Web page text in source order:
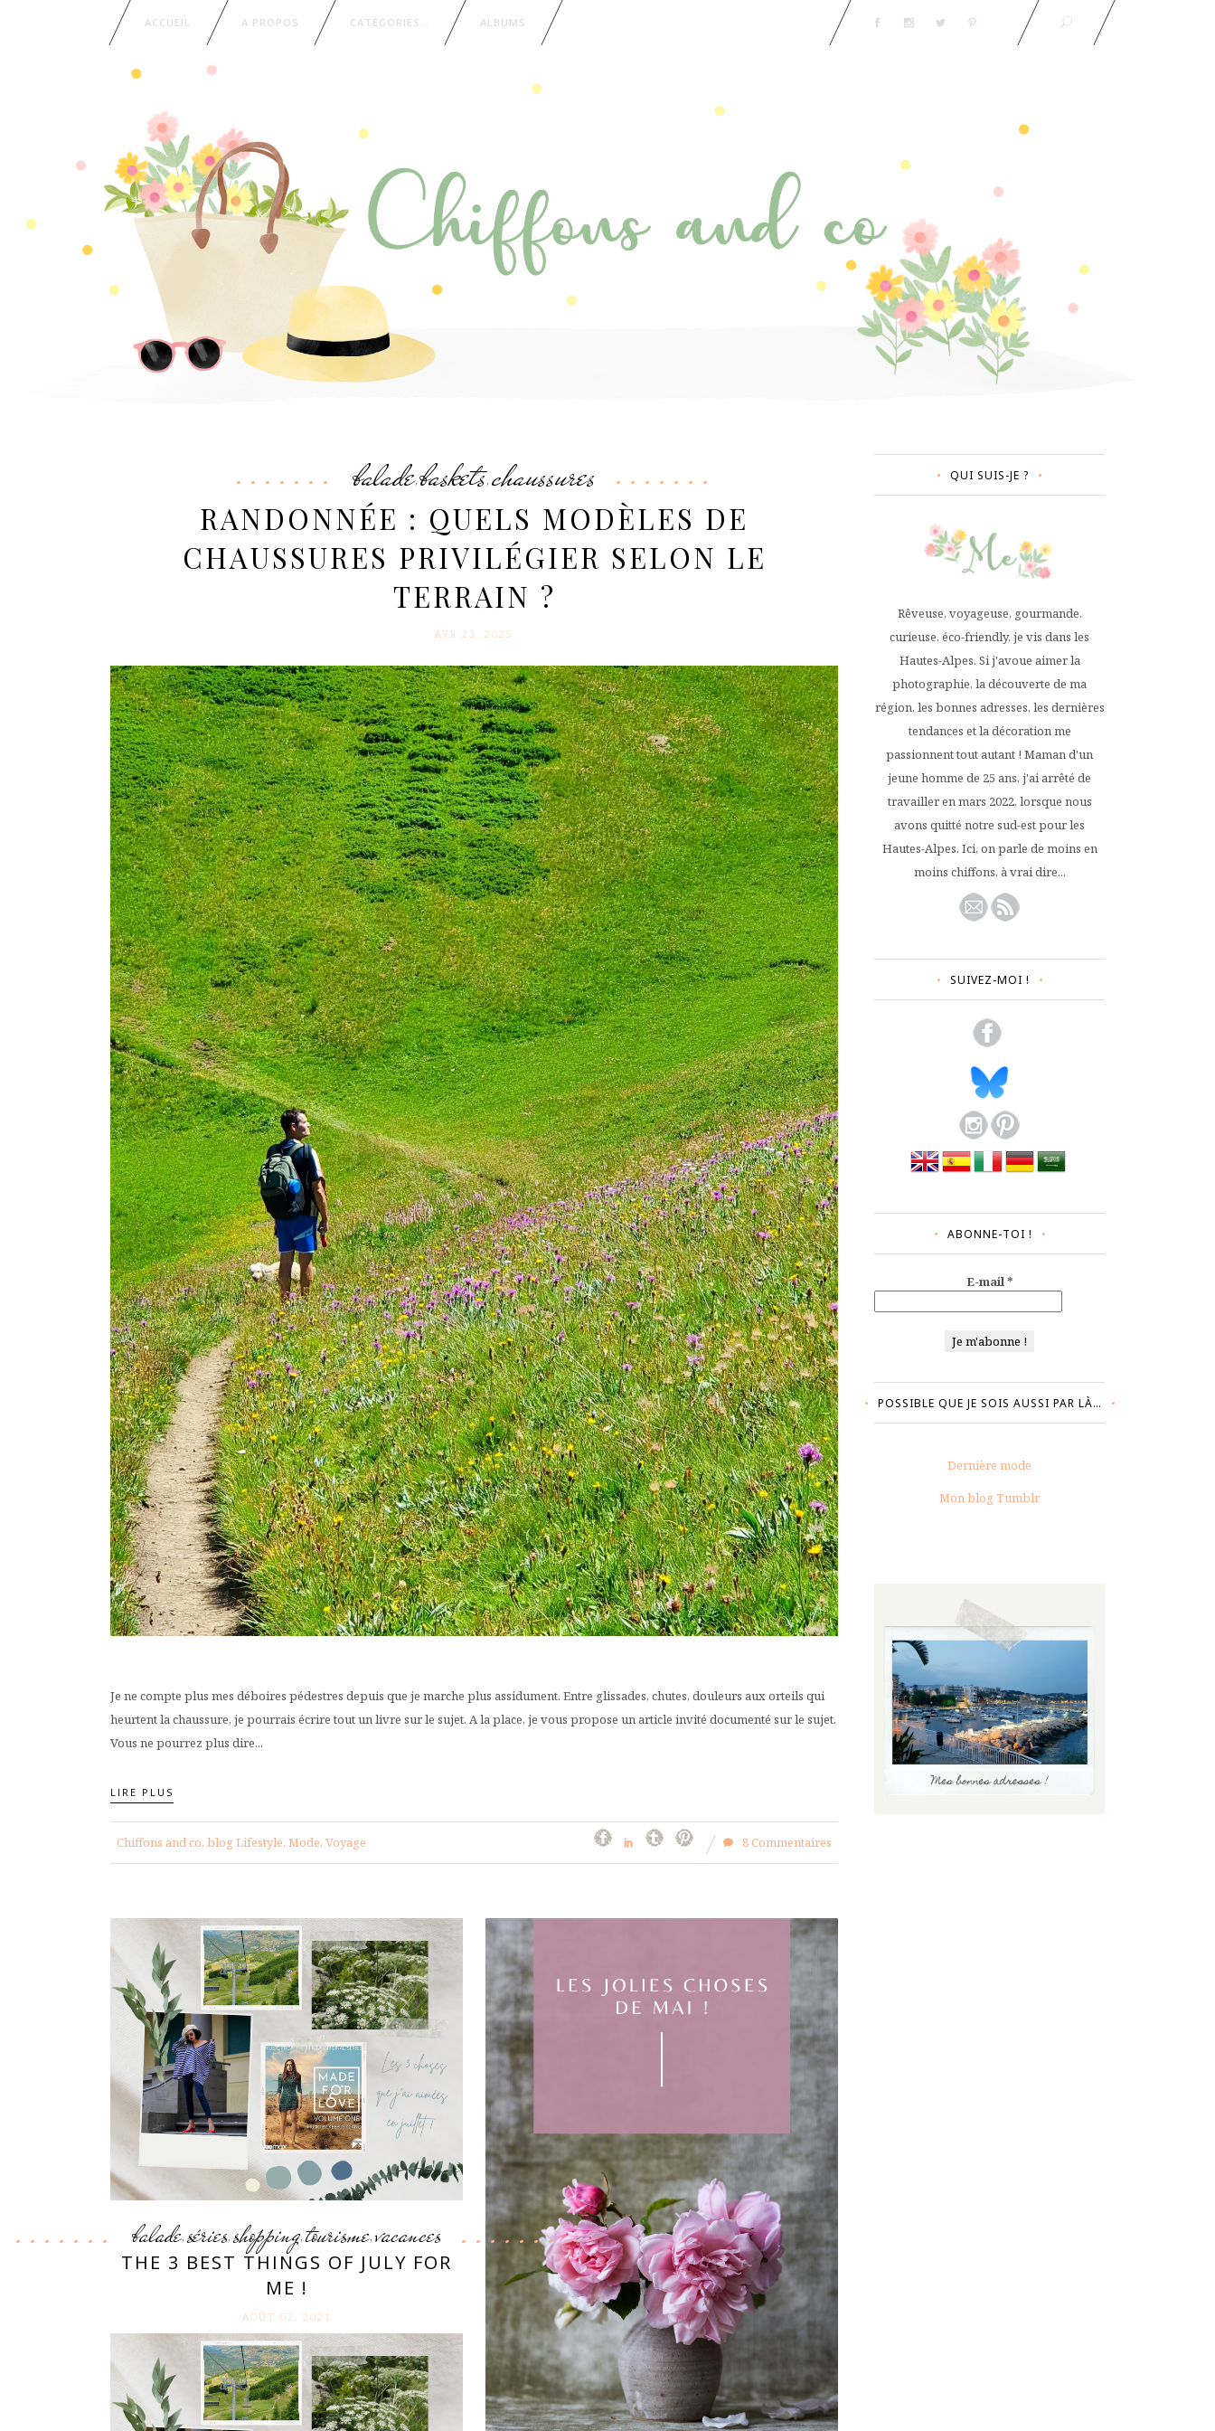
ACCUEIL A PROPOS CATÉGORIES… ALBUMS
balade,baskets, chaussures
RANDONNÉE : QUELS MODÈLES DE
CHAUSSURES PRIVILÉGIER SELON LE
TERRAIN ?
AVR 23. 2025
Je ne compte plus mes déboires pédestres depuis que je marche plus assidument. Entre glissades, chutes, douleurs aux orteils qui
heurtent la chaussure, je pourrais écrire tout un livre sur le sujet. A la place, je vous propose un article invité documenté sur le sujet.
Vous ne pourrez plus dire...
LIRE PLUS
Chiffons and co, blog Lifestyle, Mode, Voyage 8 Commentaires
balade,séries,shopping,tourisme,vacances
THE 3 BEST THINGS OF JULY FOR
ME !
AOÛT 02. 2021
QUI SUIS-JE ?
Rêveuse, voyageuse, gourmande,
curieuse, éco-friendly, je vis dans les
Hautes-Alpes. Si j'avoue aimer la
photographie, la découverte de ma
région, les bonnes adresses, les dernières
tendances et la décoration me
passionnent tout autant ! Maman d'un
jeune homme de 25 ans, j'ai arrêté de
travailler en mars 2022, lorsque nous
avons quitté notre sud-est pour les
Hautes-Alpes. Ici, on parle de moins en
moins chiffons, à vrai dire...
SUIVEZ-MOI !
ABONNE-TOI !
E-mail*
POSSIBLE QUE JE SOIS AUSSI PAR LÀ…
Dernière mode
Mon blog Tumblr